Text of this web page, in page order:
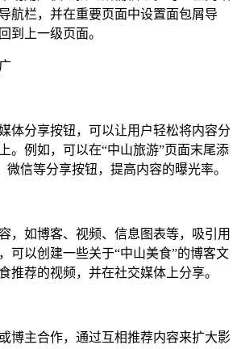
航栏，并在重要页面中设置面包屑导
到上一级页面。
体分享按钮，可以让用户轻松将内容分
。例如，可以在“中山旅游”页面末尾添
微信等分享按钮，提高内容的曝光率。
，如博客、视频、信息图表等，吸引用
可以创建一些关于“中山美食”的博客文
推荐的视频，并在社交媒体上分享。
博主合作，通过互相推荐内容来扩大影